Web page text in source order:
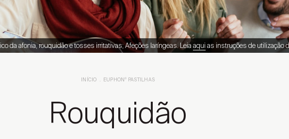
da afonia, rouquidão e tosses irritativas; Afeções laríngeas. Leia aqui as instruções de utilização
INÍCIO EUPHON® PASTILHAS
Rouquidão